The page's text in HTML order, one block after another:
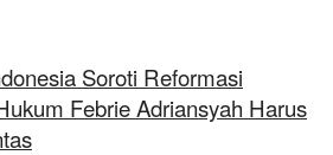
Soroti Reformasi
Febrie Adriansyah Harus